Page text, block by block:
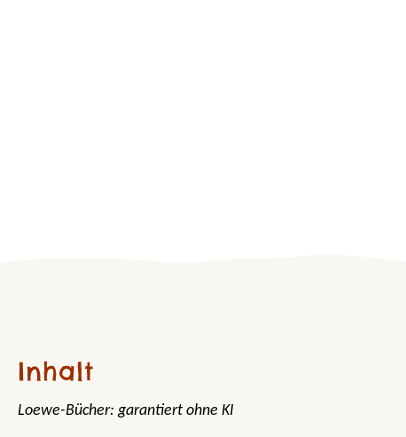
Inhalt
Loewe-Bücher: garantiert ohne KI